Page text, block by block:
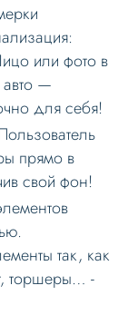
или фото в
—
для себя!
прямо в
свой фон!
так, как
торшеры… -